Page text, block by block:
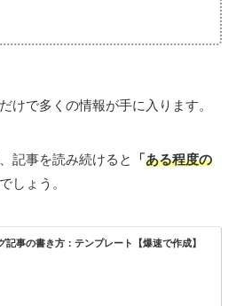
けで多くの情報が手に入ります。
記事を読み続けると 「ある程度の
しょう。
記事の書き方：テンプレート【爆速で作成】